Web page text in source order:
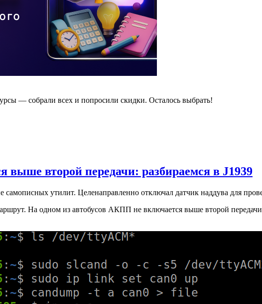
— собрали всех и попросили скидки. Осталось выбрать!
второй передачи: разбираемся в J1939
утилит. Целенаправленно отключал датчик наддува для
На одном из автобусов АКПП не включается выше второй